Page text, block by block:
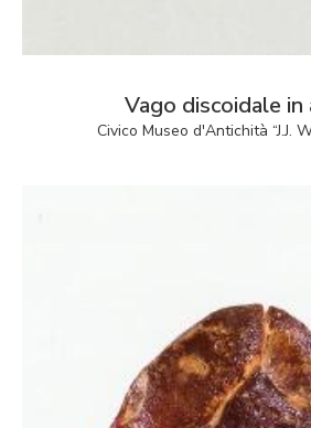
Vago discoidale in
Civico Museo d'Antichità “J.J.